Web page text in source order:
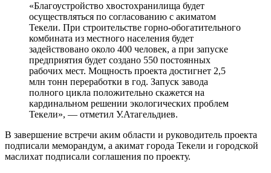
«Благоустройство хвостохранилища будет
осуществляться по согласованию с акиматом
Текели. При строительстве горно-обогатительного
комбината из местного населения будет
задействовано около 400 человек, а при запуске
предприятия будет создано 550 постоянных
рабочих мест. Мощность проекта достигнет 2,5
млн тонн переработки в год. Запуск завода
полного цикла положительно скажется на
кардинальном решении экологических проблем
Текели», — отметил У.Атагельдиев.
В завершение встречи аким области и руководитель проекта
подписали меморандум, а акимат города Текели и городской
маслихат подписали соглашения по проекту.